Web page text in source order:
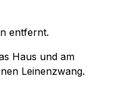
entfernt.
Haus und am
Leinenzwang.